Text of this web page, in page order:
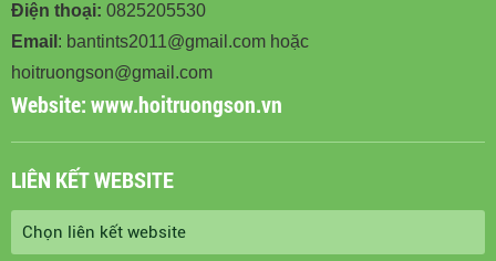
Điện thoại: 0825205530
Email : bantints2011@gmail.com hoặc
hoitruongson@gmail.com
Website:www.hoitruongson.vn
LIÊN KẾT WEBSITE